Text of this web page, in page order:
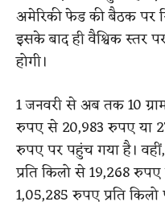
अमेरिकी फेड की बैठक पर
इसके बाद ही वैश्विक स्तर
होगी।
1 जनवरी से अब तक 10
रुपए से 20,983 रुपए या
रुपए पर पहुंच गया है।
प्रति किलो से 19,268
1,05,285 रुपए प्रति